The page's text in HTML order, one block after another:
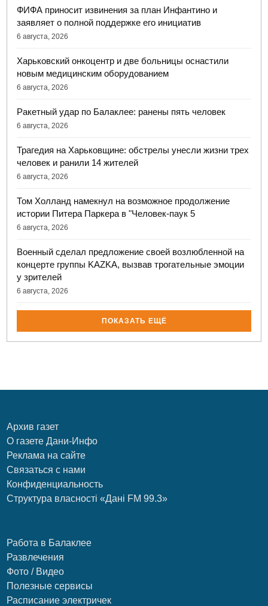
ФИФА приносит извинения за план Инфантино и
заявляет о полной поддержке его инициатив
6 августа, 2026
Харьковский онкоцентр и две больницы оснастили
новым медицинским оборудованием
6 августа, 2026
Ракетный удар по Балаклее: ранены пять человек
6 августа, 2026
Трагедия на Харьковщине: обстрелы унесли жизни трех
человек и ранили 14 жителей
6 августа, 2026
Том Холланд намекнул на возможное продолжение
истории Питера Паркера в "Человек-паук 5
6 августа, 2026
Военный сделал предложение своей возлюбленной на
концерте группы KAZKA, вызвав трогательные эмоции
у зрителей
6 августа, 2026
ПОКАЗАТЬ ЕЩЁ
Архив газет
О газете Дани-Инфо
Реклама на сайте
Связаться с нами
Конфиденциальность
Структура власності «Дані FM 99.3»
Работа в Балаклее
Развлечения
Фото / Видео
Полезные сервисы
Расписание электричек